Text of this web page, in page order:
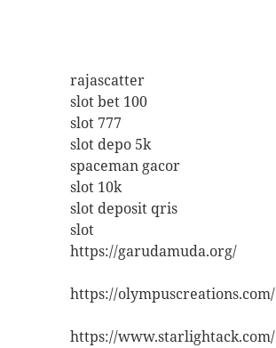
rajascatter
slot bet 100
slot 777
slot depo 5k
spaceman gacor
slot 10k
slot deposit qris
slot
https://garudamuda.org/
https://olympuscreations.com/
https://www.starlightack.com/